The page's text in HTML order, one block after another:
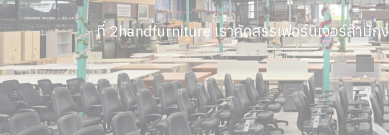
ที่ 2handfurniture เราคัดสรรเฟอร์นิเจอร์สำนั